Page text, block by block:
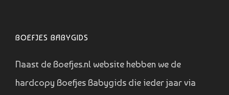
BOEFJES BABYGIDS
Naast de Boefjes.nl website hebben we de
hardcopy Boefjes Babygids die ieder jaar via